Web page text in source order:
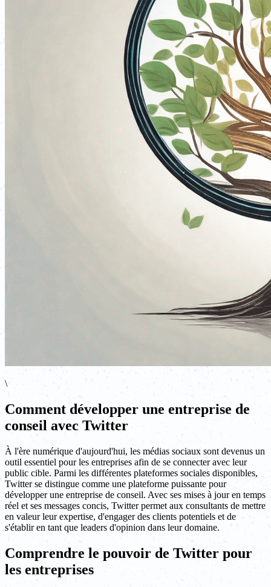
\
Comment développer une entreprise de
conseil avec Twitter
À l'ère numérique d'aujourd'hui, les médias sociaux sont devenus un
outil essentiel pour les entreprises afin de se connecter avec leur
public cible. Parmi les différentes plateformes sociales disponibles,
Twitter se distingue comme une plateforme puissante pour
développer une entreprise de conseil. Avec ses mises à jour en temps
réel et ses messages concis, Twitter permet aux consultants de mettre
en valeur leur expertise, d'engager des clients potentiels et de
s'établir en tant que leaders d'opinion dans leur domaine.
Comprendre le pouvoir de Twitter pour
les entreprises